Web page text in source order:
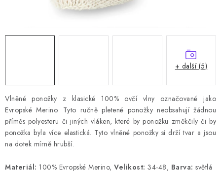
Vlněné ponožky z klasické 100% ovčí vlny označované jako
Evropské Merino. Tyto ručně pletené ponožky neobsahují žádnou
příměs polyesteru či jiných vláken, které by ponožku změkčily či by
ponožka byla více elastická. Tyto vlněné ponožky si drží tvar a jsou
na dotek mírně hrubší.
Materiál: 100% Evropské Merino, Velikost: 34-48, Barva: světlá
+ další (5)